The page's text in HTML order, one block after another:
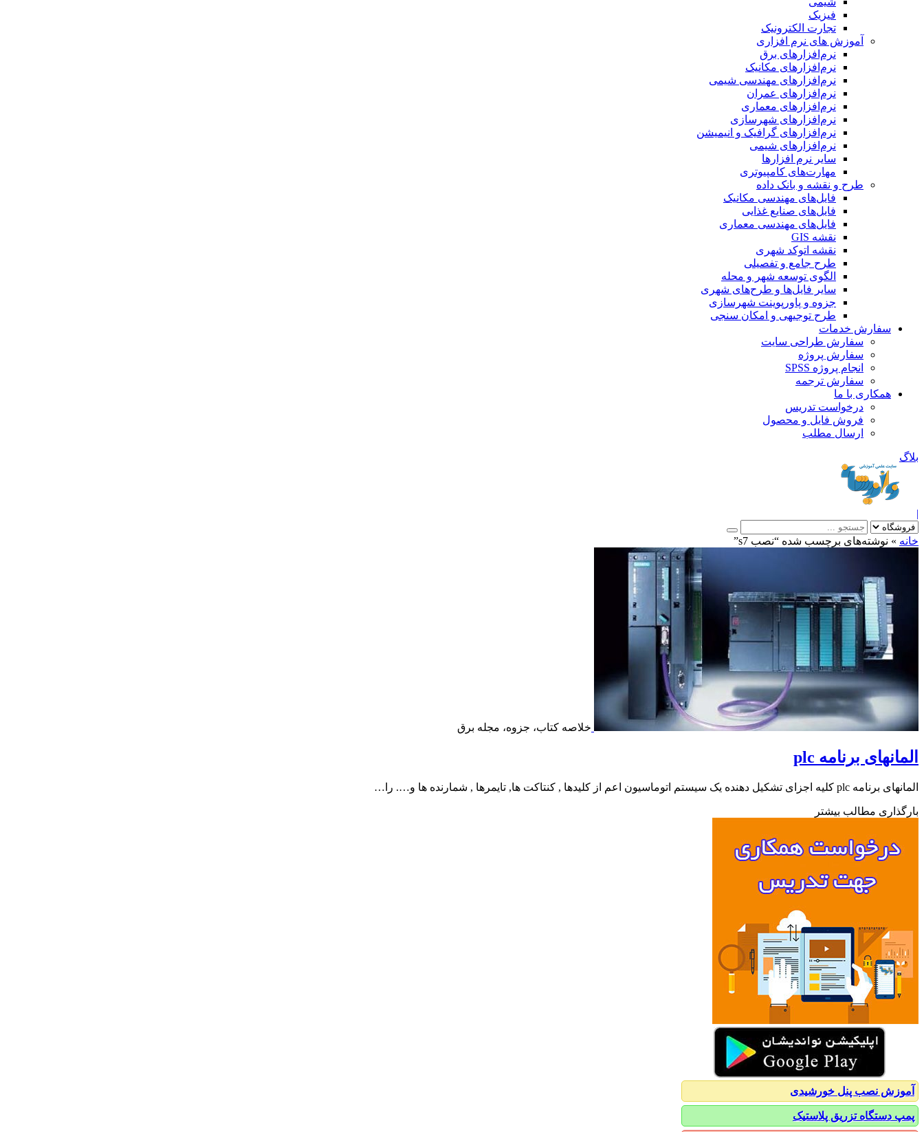
فیزیک
تجارت الکترونیک
آموزش های نرم افزاری
نرم‌افزارهای برق
نرم‌افزارهای مکانیک
نرم‌افزارهای مهندسی شیمی
نرم‌افزارهای عمران
نرم‌افزارهای معماری
نرم‌افزارهای شهرسازی
نرم‌افزارهای گرافیک و انیمیشن
نرم‌افزارهای شیمی
سایر نرم افزارها
مهارت‌های کامپیوتری
طرح و نقشه و بانک داده
فایل‌های مهندسی مکانیک
فایل‌های صنایع غذایی
فایل‌های مهندسی معماری
نقشه GIS
نقشه اتوکد شهری
طرح جامع و تفصیلی
الگوی توسعه شهر و محله
سایر فایل‌ها و طرح‌های شهری
جزوه و پاورپوینت شهرسازی
طرح توجیهی و امکان سنجی
سفارش خدمات
سفارش طراحی سایت
سفارش پروژه
انجام پروژه SPSS
سفارش ترجمه
همکاری با ما
درخواست تدریس
فروش فایل و محصول
ارسال مطلب
بلاگ
|
خانه » نوشته‌های برچسب شده “نصب s7”
خلاصه کتاب، جزوه، مجله برق
المانهای برنامه plc
المانهای برنامه plc کلیه اجزای تشکیل دهنده یک سیستم اتوماسیون اعم از کلیدها , کنتاکت ها, تایمرها , شمارنده ها و…. را…
بارگذاری مطالب بیشتر
آموزش نصب پنل خورشیدی
پمپ دستگاه تزریق پلاستیک